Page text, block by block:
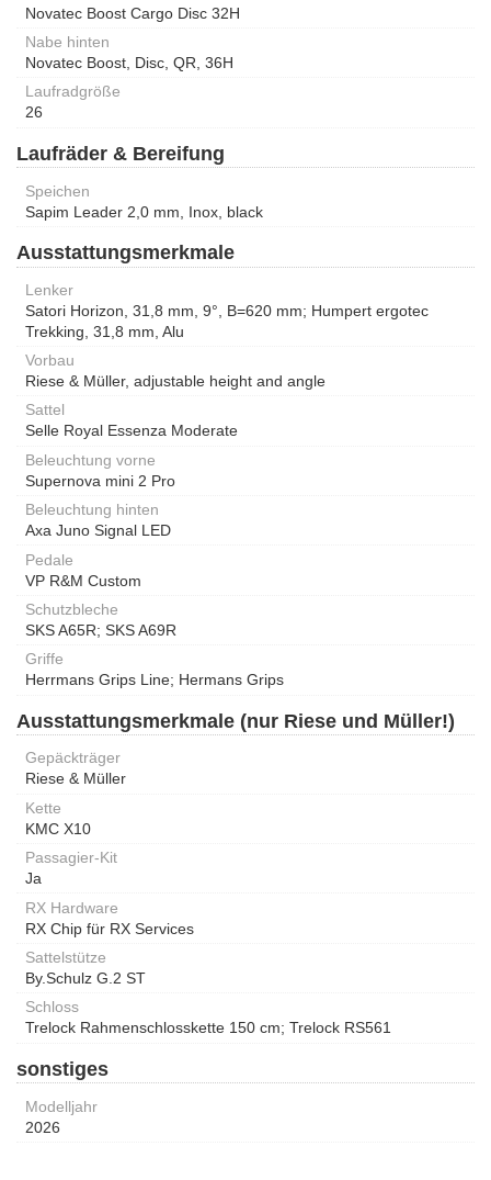
Novatec Boost Cargo Disc 32H
Nabe hinten
Novatec Boost, Disc, QR, 36H
Laufradgröße
26
Laufräder & Bereifung
Speichen
Sapim Leader 2,0 mm, Inox, black
Ausstattungsmerkmale
Lenker
Satori Horizon, 31,8 mm, 9°, B=620 mm; Humpert ergotec
Trekking, 31,8 mm, Alu
Vorbau
Riese & Müller, adjustable height and angle
Sattel
Selle Royal Essenza Moderate
Beleuchtung vorne
Supernova mini 2 Pro
Beleuchtung hinten
Axa Juno Signal LED
Pedale
VP R&M Custom
Schutzbleche
SKS A65R; SKS A69R
Griffe
Herrmans Grips Line; Hermans Grips
Ausstattungsmerkmale (nur Riese und Müller!)
Gepäckträger
Riese & Müller
Kette
KMC X10
Passagier-Kit
Ja
RX Hardware
RX Chip für RX Services
Sattelstütze
By.Schulz G.2 ST
Schloss
Trelock Rahmenschlosskette 150 cm; Trelock RS561
sonstiges
Modelljahr
2026